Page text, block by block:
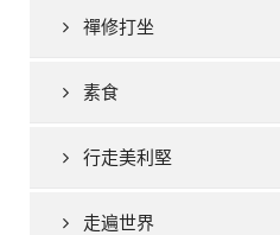
禪修打坐
素食
行走美利堅
走遍世界